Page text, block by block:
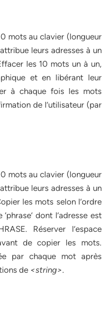
mots au clavier (longueur
leurs adresses à un
les 10 mots un à un,
et en libérant leur
à chaque fois les mots
de l’utilisateur (par
mots au clavier (longueur
leurs adresses à un
les mots selon l’ordre
dont l’adresse est
Réserver l’espace
de copier les mots.
par chaque mot après
de <string>.